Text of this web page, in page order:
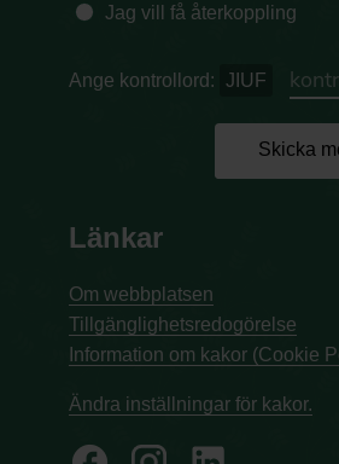
Jag vill få återkoppling
Ange kontrollord: JIUF
Skicka
Länkar
Om webbplatsen
Tillgänglighetsredogörelse
Information om kakor (Cookie
Ändra inställningar för kakor.